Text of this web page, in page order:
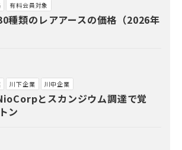
有料会員対象
種類のレアアースの価格（2026年
川下企業 川中企業
とスカンジウム調達で覚
ン